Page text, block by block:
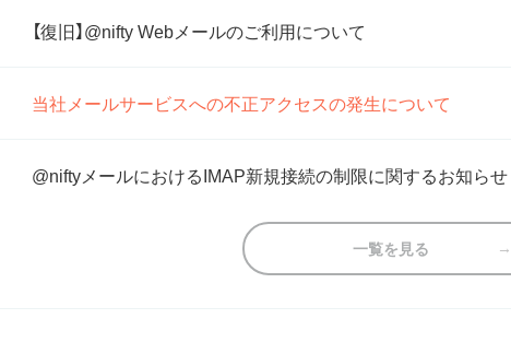
【復旧】@nifty Webメールのご利用について
当社メールサービスへの不正アクセスの発生について
@niftyメールにおけるIMAP新規接続の制限に関するお知らせ
一覧を見る